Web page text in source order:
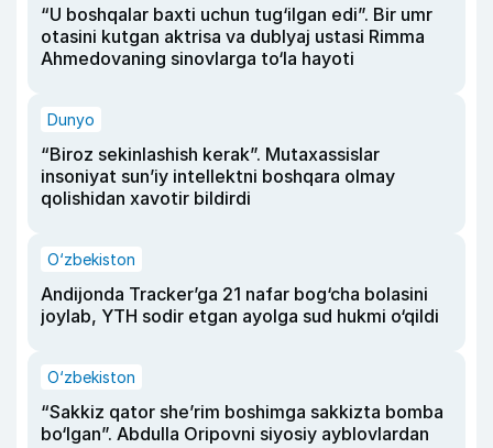
“U boshqalar baxti uchun tug‘ilgan edi”. Bir umr
otasini kutgan aktrisa va dublyaj ustasi Rimma
Ahmedovaning sinovlarga to‘la hayoti
Dunyo
“Biroz sekinlashish kerak”. Mutaxassislar
insoniyat sun’iy intellektni boshqara olmay
qolishidan xavotir bildirdi
O‘zbekiston
Andijonda Tracker’ga 21 nafar bog‘cha bolasini
joylab, YTH sodir etgan ayolga sud hukmi o‘qildi
O‘zbekiston
“Sakkiz qator she’rim boshimga sakkizta bomba
bo‘lgan”. Abdulla Oripovni siyosiy ayblovlardan